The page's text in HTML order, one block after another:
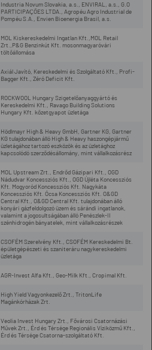
Industria Novum Slovakia, a.s., ENVIRAL, a.s., G.O
PARTICIPAÇÕES LTDA., Agropéu Agro Industrial de
Pompéu S.A., Envien Bioenergia Brasil, a.s.
MOL Kiskereskedelmi Ingatlan Kft.,MOL Retail
Zrt.,P&G Benzinkút Kft. mosonmagyaróvári
töltőállomása
Axiál Javító, Kereskedelmi és Szolgáltató Kft., Profi-
Bagger Kft., Zéró Deficit Kft.
ROCKWOOL Hungary Szigetelőanyaggyártó és
Kereskedelmi Kft., Ravago Building Solutions
Hungary Kft. kőzetgyapot üzletága
Hödlmayr High & Heavy GmbH, Gartner KG, Gartner
KG tulajdonában álló High & Heavy haszongépjármű
üzletágához tartozó eszközök és az üzletághoz
kapcsolódó szerződésállomány, mint vállalkozásrész
MOL Upstream Zrt., Endrőd Gázipari Kft., OGD
Nádudvar Koncessziós Kft., OGD Újléta Koncessziós
Kft. Mogyoród Koncessziós Kft. Nagykáta
Koncessziós Kft. Ócsa Koncessziós Kft. O&GD
Central Kft., O&GD Central Kft. tulajdonában álló
konyári gázfeldolgozó üzem és sárándi ingatlanok,
valamint a jogosultságában álló Penészlek-II
szénhidrogén bányatelek, mint vállalkozásrészek
CSOFÉM Szerelvény Kft., CSOFÉM Kereskedelmi Bt.
épületgépészeti és szaniteráru nagykereskedelmi
üzletága
AGR-Invest Alfa Kft., Geo-Milk Kft., Cropimal Kft.
High Yield Vagyonkezelő Zrt., TritonLife
Magánkórházak Zrt.
Veolia Invest Hungary Zrt., Fővárosi Csatornázási
Művek Zrt., Érd és Térsége Regionális Víziközmű Kft.,
Érd és Térsége Csatorna-szolgáltató Kft.